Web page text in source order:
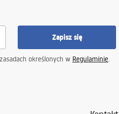
Zapisz się
określonych w Regulaminie.